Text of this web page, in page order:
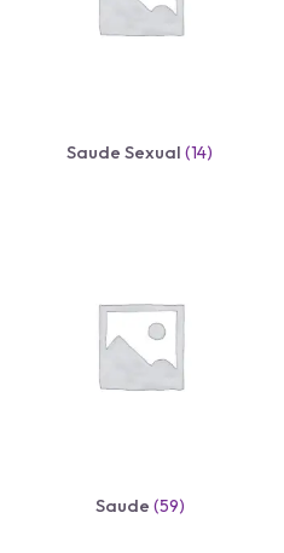
Saude Sexual(14)
Saude (59)